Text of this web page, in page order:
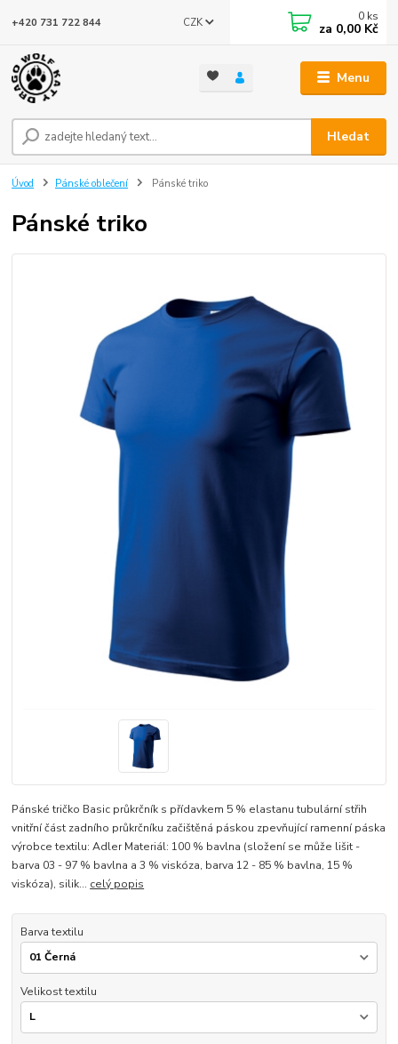
Menu
CZK
Hledat
+420 731 722 844 0 ks
za 0,00 Kč
Úvod Pánské oblečení Pánské triko
Pánské triko
Pánské tričko Basic průkrčník s přídavkem 5 % elastanu tubulární střih
vnitřní část zadního průkrčníku začištěná páskou zpevňující ramenní páska
výrobce textilu: Adler Materiál: 100 % bavlna (složení se může lišit -
barva 03 - 97 % bavlna a 3 % viskóza, barva 12 - 85 % bavlna, 15 %
viskóza), silik... celý popis
Barva textilu
Velikost textilu